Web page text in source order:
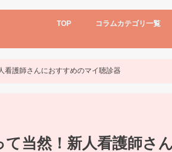
TOP コラムカテゴリ一覧
リハビリテーションの事
回復期リハビリテーシ
リハビリと看護の連携
実践！リハビリテーシ
リハビリテーションの事
新人・若手ナース
訪問看護ステーション
科長・師長さん向け
2015年
2017年
機能強化型訪問看護
転職とか再就職のこと
診療報酬・介護報酬改定
進学、学校
日記
看護師を妻に持つ夫
看護師さんにおすすめのマイ聴診器
当然！新人看護師さ